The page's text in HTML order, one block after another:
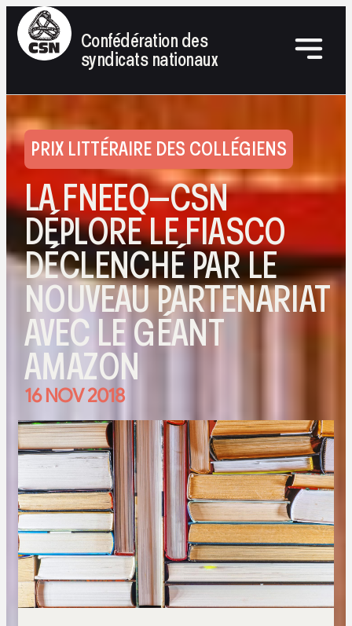
Confédération des
syndicats nationaux
PRIX LITTÉRAIRE DES COLLÉGIENS
LA FNEEQ–CSN
DÉPLORE LE FIASCO
DÉCLENCHÉ PAR LE
NOUVEAU PARTENARIAT
AVEC LE GÉANT
AMAZON
16 NOV 2018